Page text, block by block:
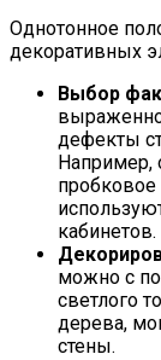
Однотонное
декоративных
Выбор
дефекты
Например,
пробковое
кабинетов.
можно с
светлого
дерева,
стены.